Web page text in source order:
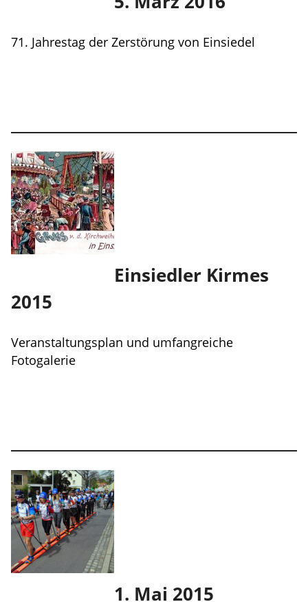
71. Jahrestag der Zerstörung von Einsiedel
Einsiedler Kirmes
2015
Veranstaltungsplan und umfangreiche
Fotogalerie
1. Mai 2015